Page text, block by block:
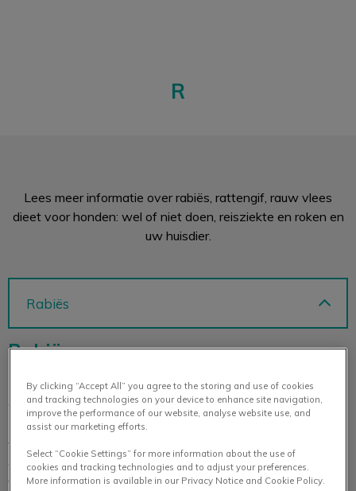
R
Lees meer informatie over rabiës, rattengif, rauw vlees
dieet voor honden: wel of niet doen, reisziekte en roken en
uw huisdier.
Rabiës
Rabiës
Hondsdolheid (oftewel rabiës) is een dodelijke virusziekte
waartegen gevaccineerd kan worden. Het tast het
zenuwweefsel van het slachtoffer aan. Vaccinatie is
verplicht als u met uw huisdier de grens over gaat. Per land
gelden er verschillende wachttijden voor datum van
vaccineren t.o.v. datum van grens oversteken.
By clicking “Accept All” you agree to the storing and use of cookies
and tracking technologies on your device to enhance site navigation,
improve the performance of our website, analyse website use, and
assist our marketing efforts.
Select “Cookie Settings” for more information about the use of
cookies and tracking technologies and to adjust your preferences.
More information is available in our Privacy Notice and Cookie Policy.